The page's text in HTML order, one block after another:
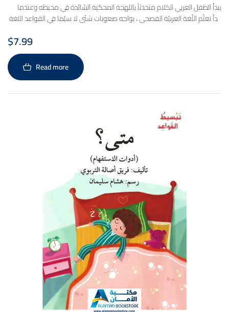
يبدأ الطفل العربي الكلام متحدثاً باللهجة المحكية السّائدة في محيطه وعندما
يبدأ تعلّم اللّغة العربيّة الفصحى ، يواجه صعوبات شتّى لا سيّما في القواعد اللغة
العربية في المرحلة ما قبل الابتدائية وذلك من خلال التّكرار، و من خلال جُملٍ
$7.99
Read more